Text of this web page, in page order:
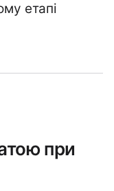
етапі
при